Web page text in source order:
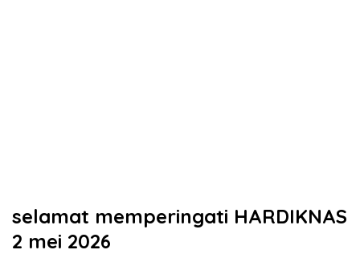
selamat memperingati HARDIKNAS
2 mei 2026